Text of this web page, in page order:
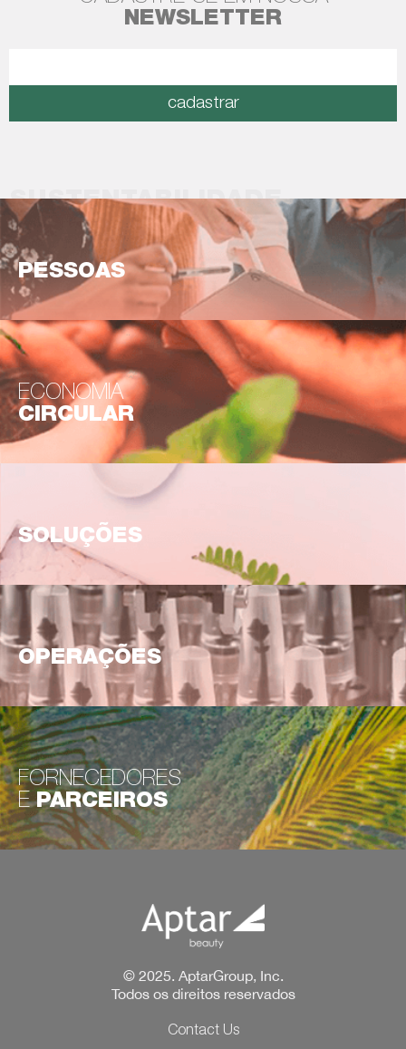
NEWSLETTER
cadastrar
SUSTENTABILIDADE
PESSOAS
ECONOMIA
CIRCULAR
SOLUÇÕES
OPERAÇÕES
FORNECEDORES
EPARCEIROS
© 2025. AptarGroup, Inc.
Todos os direitos reservados
Contact Us